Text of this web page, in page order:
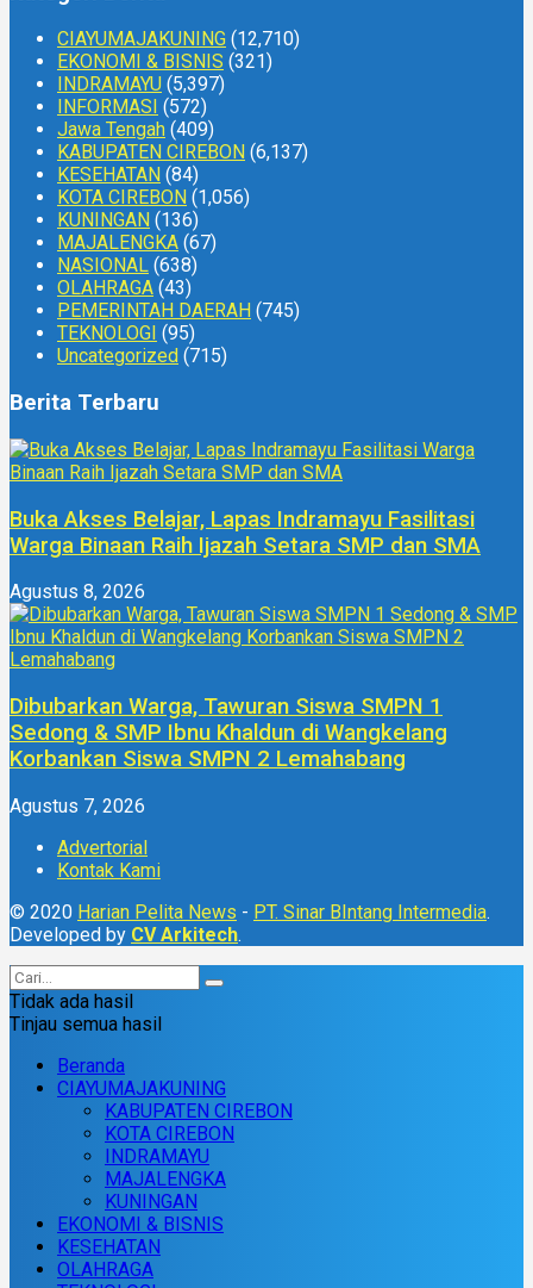
CIAYUMAJAKUNING (12,710)
EKONOMI & BISNIS (321)
INDRAMAYU (5,397)
INFORMASI (572)
Jawa Tengah (409)
KABUPATEN CIREBON (6,137)
KESEHATAN (84)
KOTA CIREBON (1,056)
KUNINGAN (136)
MAJALENGKA (67)
NASIONAL (638)
OLAHRAGA (43)
PEMERINTAH DAERAH (745)
TEKNOLOGI (95)
Uncategorized (715)
Berita Terbaru
Buka Akses Belajar, Lapas Indramayu Fasilitasi
Warga Binaan Raih Ijazah Setara SMP dan SMA
Agustus 8, 2026
Dibubarkan Warga, Tawuran Siswa SMPN 1
Sedong & SMP Ibnu Khaldun di Wangkelang
Korbankan Siswa SMPN 2 Lemahabang
Agustus 7, 2026
Advertorial
Kontak Kami
© 2020 Harian Pelita News - PT. Sinar BIntang Intermedia.
Developed by CV Arkitech.
Tidak ada hasil
Tinjau semua hasil
Beranda
CIAYUMAJAKUNING
KABUPATEN CIREBON
KOTA CIREBON
INDRAMAYU
MAJALENGKA
KUNINGAN
EKONOMI & BISNIS
KESEHATAN
OLAHRAGA